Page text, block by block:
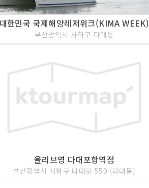
한민국 국제해양레저위크(KIMA WEEK)
부산광역시 사하구 다대동
올리브영 다대포항역점
부산광역시 사하구 다대로 550 (다대동)